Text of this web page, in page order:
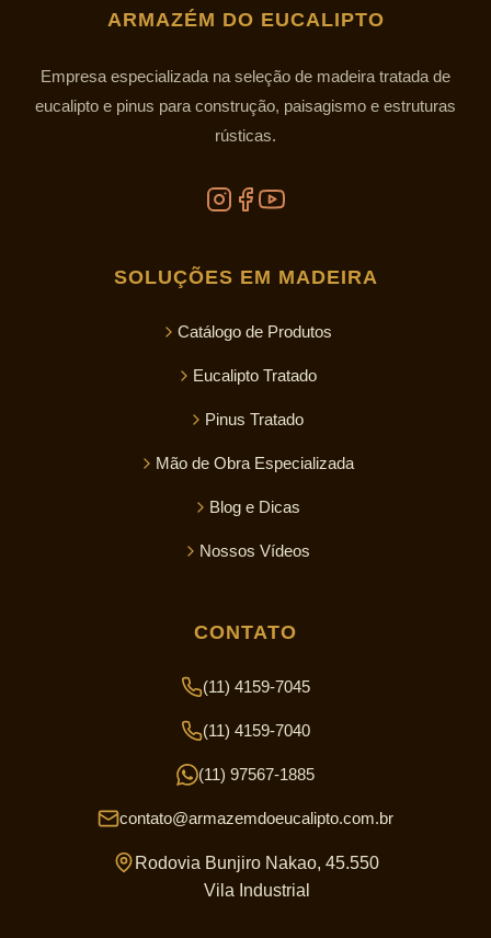
ARMAZÉM DO EUCALIPTO
Empresa especializada na seleção de madeira tratada de
eucalipto e pinus para construção, paisagismo e estruturas
rústicas.
SOLUÇÕES EM MADEIRA
Catálogo de Produtos
Eucalipto Tratado
Pinus Tratado
Mão de Obra Especializada
Blog e Dicas
Nossos Vídeos
CONTATO
(11) 4159-7045
(11) 4159-7040
(11) 97567-1885
contato@armazemdoeucalipto.com.br
Rodovia Bunjiro Nakao, 45.550
Vila Industrial